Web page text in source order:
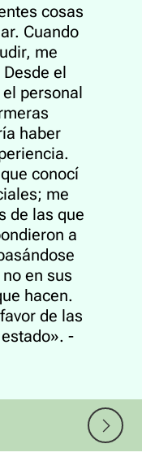
cosas
Cuando
me
el
personal
haber
conocí
me
de las que
a
en sus
hacen.
de las
-